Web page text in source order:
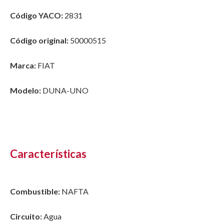
Código YACO: 2831
Código original: 50000515
Marca: FIAT
Modelo: DUNA-UNO
Características
Combustible: NAFTA
Circuito:Agua